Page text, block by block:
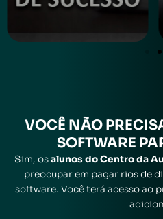
VOCÊ NÃO
SOFTWARE
Sim, osalunos do Centro da
preocupar em pagar rios de
software. Você terá acesso ao